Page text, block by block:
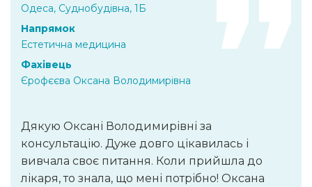
Одеса, Суднобудівна, 1Б
Напрямок
Естетична медицина
Фахівець
Єрофєєва Оксана Володимирівна
Дякую Оксані Володимирівні за
консультацію. Дуже довго цікавилась і
вивчала своє питання. Коли прийшла до
лікаря, то знала, що мені потрібно! Оксана